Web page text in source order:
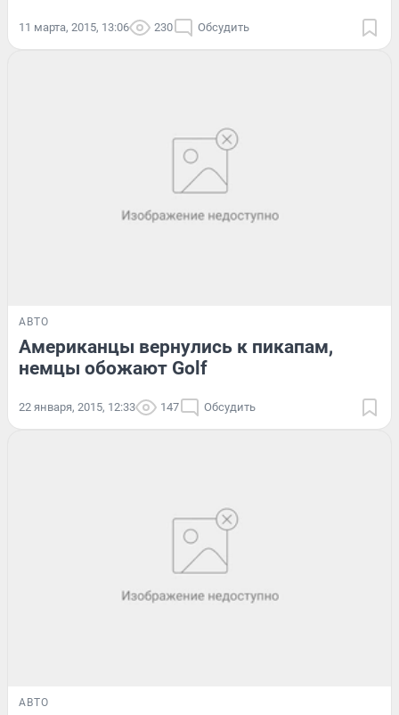
11 марта, 2015, 13:06 230 Обсудить
АВТО
Американцы вернулись к пикапам,
немцы обожают Golf
22 января, 2015, 12:33 147 Обсудить
АВТО